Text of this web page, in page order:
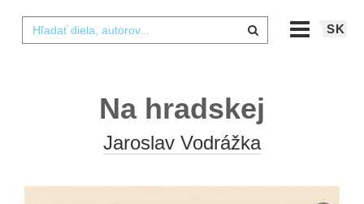
SK
Na hradskej
Jaroslav Vodrážka